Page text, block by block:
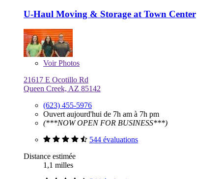
U-Haul Moving & Storage at Town Center
VoirPhotos
21617 E Ocotillo Rd
Queen Creek, AZ 85142
(623) 455-5976
Ouvert aujourd'hui de 7h am à 7h pm
(***NOW OPEN FOR BUSINESS***)
544 évaluations
Distance estimée
1,1 milles